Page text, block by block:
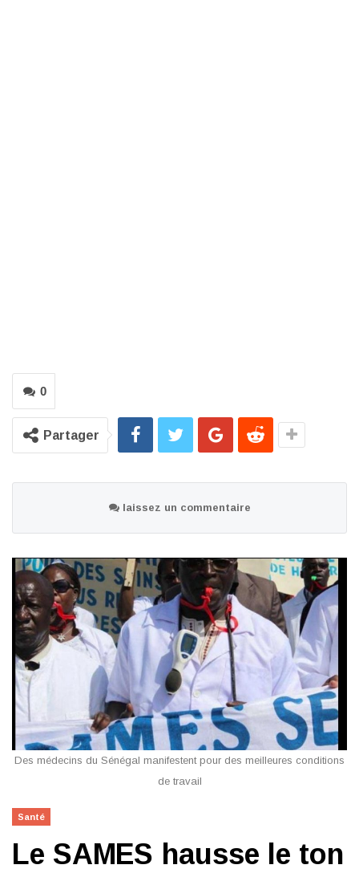
0
Partager
laissez un commentaire
Des médecins du Sénégal manifestent pour des meilleures conditions
de travail
Santé
Le SAMES hausse le ton